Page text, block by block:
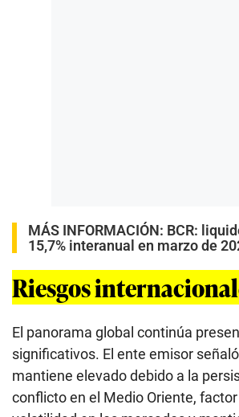
MÁS INFORMACIÓN: BCR:
15,7% interanual en marzo de
Riesgos
El panorama global continúa
significativos. El ente emisor
mantiene elevado debido a la
conflicto en el Medio Oriente,